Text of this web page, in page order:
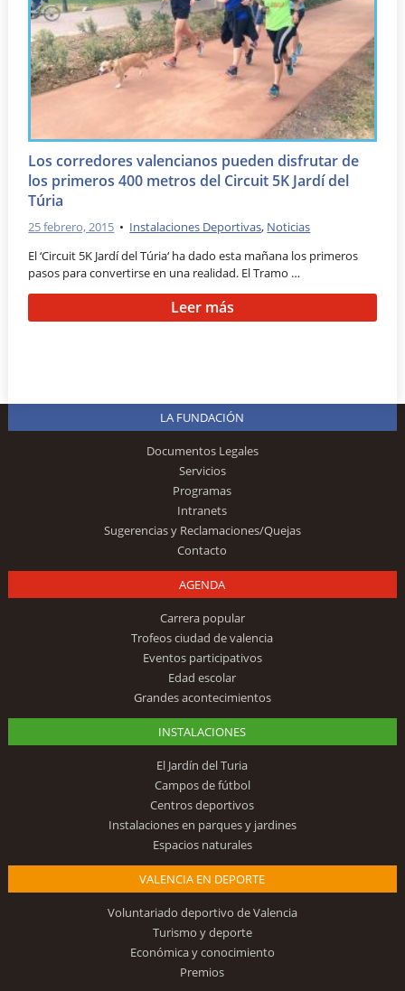
Los corredores valencianos pueden disfrutar de
los primeros 400 metros del Circuit 5K Jardí del
Túria
25 febrero, 2015 • Instalaciones Deportivas, Noticias
El ‘Circuit 5K Jardí del Túria‘ ha dado esta mañana los primeros
pasos para convertirse en una realidad. El Tramo …
Leer más
LA FUNDACIÓN
Documentos Legales
Servicios
Programas
Intranets
Sugerencias y Reclamaciones/Quejas
Contacto
AGENDA
Carrera popular
Trofeos ciudad de valencia
Eventos participativos
Edad escolar
Grandes acontecimientos
INSTALACIONES
El Jardín del Turia
Campos de fútbol
Centros deportivos
Instalaciones en parques y jardines
Espacios naturales
VALENCIA EN DEPORTE
Voluntariado deportivo de Valencia
Turismo y deporte
Económica y conocimiento
Premios